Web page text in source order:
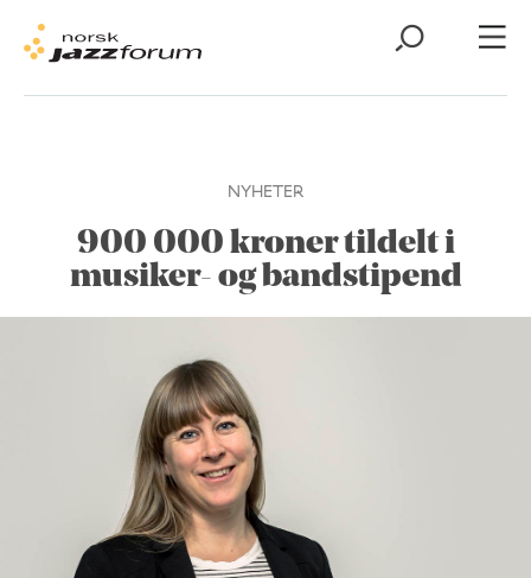
NYHETER
900 000 kroner tildelt i
musiker- og bandstipend